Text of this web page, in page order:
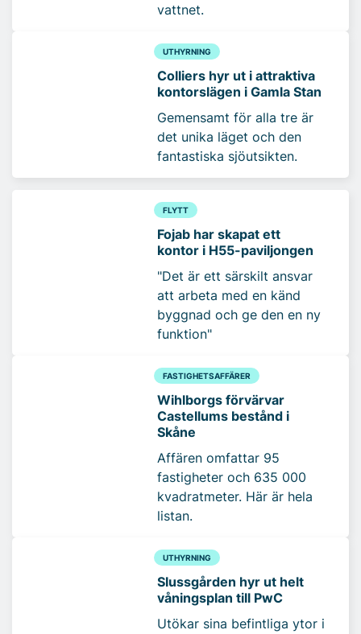
vattnet.
UTHYRNING
Colliers hyr ut i attraktiva
kontorslägen i Gamla Stan
Gemensamt för alla tre är
det unika läget och den
fantastiska sjöutsikten.
FLYTT
Fojab har skapat ett
kontor i H55-paviljongen
"Det är ett särskilt ansvar
att arbeta med en känd
byggnad och ge den en ny
funktion"
FASTIGHETSAFFÄRER
Wihlborgs förvärvar
Castellums bestånd i
Skåne
Affären omfattar 95
fastigheter och 635 000
kvadratmeter. Här är hela
listan.
UTHYRNING
Slussgården hyr ut helt
våningsplan till PwC
Utökar sina befintliga ytor i